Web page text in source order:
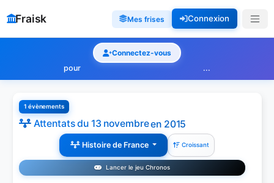
Fraisk Mes frises Connexion
Connectez-vous
pour
...
1 évènements
Attentats du 13 novembreen 2015
Histoire de France Croissant
Lancer le jeu Chronos